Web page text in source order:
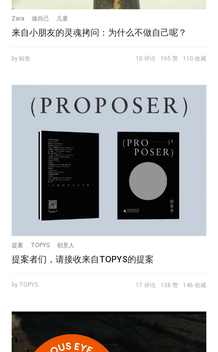
Zara 做自己 儿童
来自小朋友的灵魂拷问：为什么不做自己呢？
by 鲸鱼 10 评论 165 赞 110 收藏
提案 TOPYS 创意人
提案者们，请接收来自TOPYS的提案
by TOPYS. 17 评论 138 赞 146 收藏